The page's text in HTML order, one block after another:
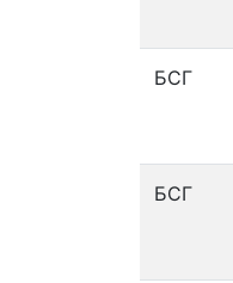
БСГ
БСГ